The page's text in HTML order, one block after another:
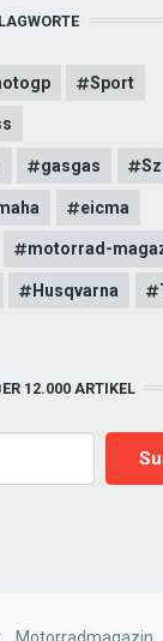
Sport
gasgas
eicma
motorrad-
Husqvarna
12.000 ARTIKEL